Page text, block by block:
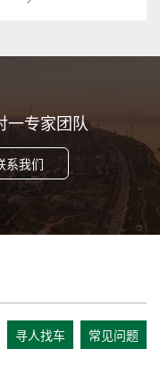
一专家团队
系我们
寻人找车 常见问题